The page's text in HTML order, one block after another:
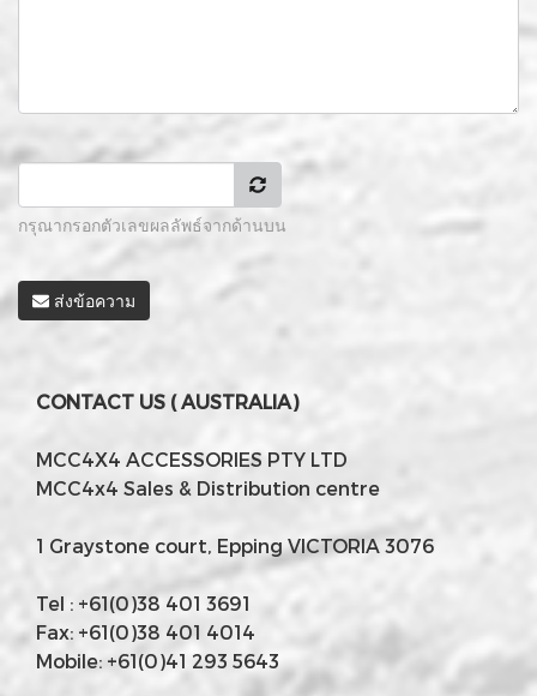
กรุณากรอกตัวเลขผลลัพธ์จากด้านบน
ส่งข้อความ
CONTACT US ( AUSTRALIA)
MCC4X4 ACCESSORIES PTY LTD
MCC4x4 Sales & Distribution centre
1 Graystone court, Epping VICTORIA 3076
Tel : +61(0)38 401 3691
Fax: +61(0)38 401 4014
Mobile: +61(0)41 293 5643